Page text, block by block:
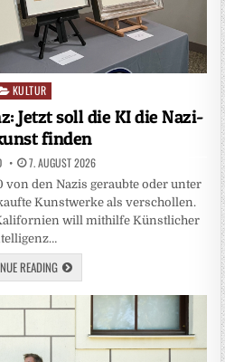
KULTUR
Jetzt soll die KI die Nazi-
finden
7. AUGUST 2026
den Nazis geraubte oder unter
Kunstwerke als verschollen.
will mithilfe Künstlicher
READING